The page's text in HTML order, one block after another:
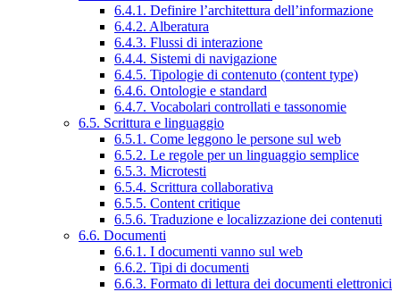
6.4.1. Definire l’architettura dell’informazione
6.4.2. Alberatura
6.4.3. Flussi di interazione
6.4.4. Sistemi di navigazione
6.4.5. Tipologie di contenuto (content type)
6.4.6. Ontologie e standard
6.4.7. Vocabolari controllati e tassonomie
6.5. Scrittura e linguaggio
6.5.1. Come leggono le persone sul web
6.5.2. Le regole per un linguaggio semplice
6.5.3. Microtesti
6.5.4. Scrittura collaborativa
6.5.5. Content critique
6.5.6. Traduzione e localizzazione dei contenuti
6.6. Documenti
6.6.1. I documenti vanno sul web
6.6.2. Tipi di documenti
6.6.3. Formato di lettura dei documenti elettronici